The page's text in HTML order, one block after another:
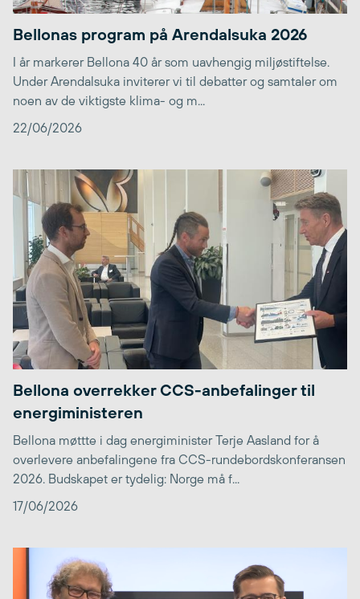
Bellonas program på Arendalsuka 2026
I år markerer Bellona 40 år som uavhengig miljøstiftelse.
Under Arendalsuka inviterer vi til debatter og samtaler om
noen av de viktigste klima- og m...
22/06/2026
Bellona overrekker CCS-anbefalinger til
energiministeren
Bellona møttte i dag energiminister Terje Aasland for å
overlevere anbefalingene fra CCS-rundebordskonferansen
2026. Budskapet er tydelig: Norge må f...
17/06/2026